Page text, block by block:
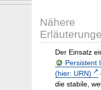
Nähere
Der Einsatz
Persistent
(hier: URN)
die stabile,